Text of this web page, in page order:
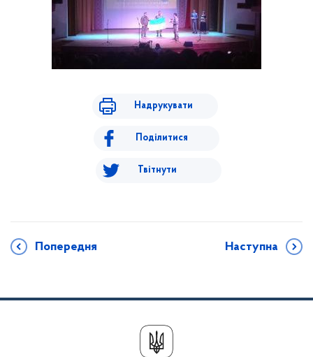
Надрукувати
Поділитися
Твітнути
Попередня Наступна